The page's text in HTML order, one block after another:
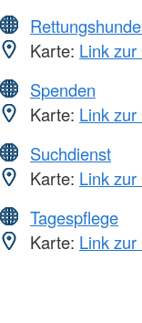
Karte: Link
Spenden
Karte: Link
Suchdienst
Karte: Link
Tagespflege
Karte: Link